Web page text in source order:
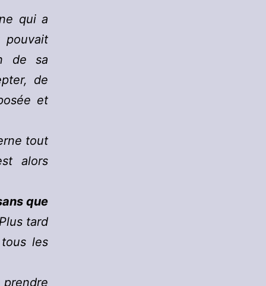
qui a
pouvait
de sa
de
et
tout
alors
que
tard
les